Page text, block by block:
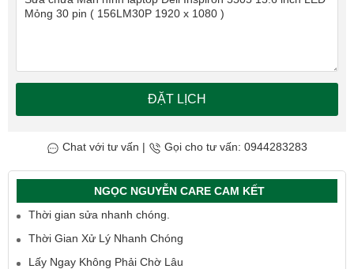
ĐẶT LỊCH
Chat với tư vấn | Gọi cho tư vấn: 0944283283
NGỌC NGUYỄN CARE CAM KẾT
Thời gian sửa nhanh chóng.
Thời Gian Xử Lý Nhanh Chóng
Lấy Ngay Không Phải Chờ Lâu